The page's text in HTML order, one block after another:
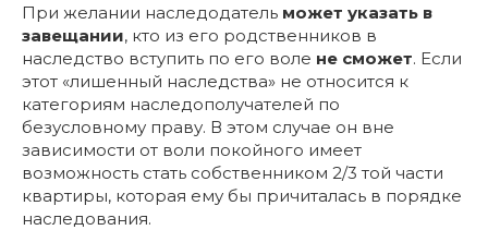
При желании наследодатель может указать в
завещании, кто из его родственников в
наследство вступить по его воле не сможет. Если
этот «лишенный наследства» не относится к
категориям наследополучателей по
безусловному праву. В этом случае он вне
зависимости от воли покойного имеет
возможность стать собственником 2/3 той части
квартиры, которая ему бы причиталась в порядке
наследования.